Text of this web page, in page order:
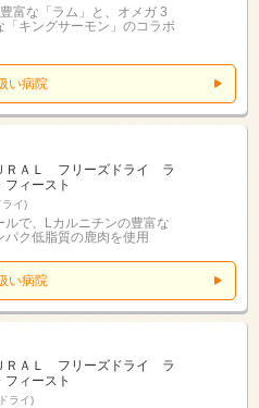
富な「ラム」と、オメガ 3
「キングサーモン」のコラボ
い病院
ＲＡＬ フリーズドライ ラ
フィースト
イ)
ルで、Lカルニチンの豊富な
パク低脂質の鹿肉を使用
い病院
ＲＡＬ フリーズドライ ラ
ィースト
ライ)